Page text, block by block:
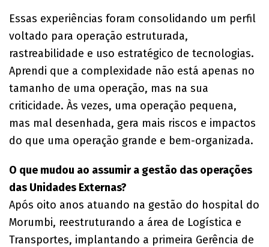
Essas experiências foram consolidando um perfil
voltado para operação estruturada,
rastreabilidade e uso estratégico de tecnologias.
Aprendi que a complexidade não está apenas no
tamanho de uma operação, mas na sua
criticidade. Às vezes, uma operação pequena,
mas mal desenhada, gera mais riscos e impactos
do que uma operação grande e bem-organizada.
O que mudou ao assumir a gestão das operações
das Unidades Externas?
Após oito anos atuando na gestão do hospital do
Morumbi, reestruturando a área de Logística e
Transportes, implantando a primeira Gerência de